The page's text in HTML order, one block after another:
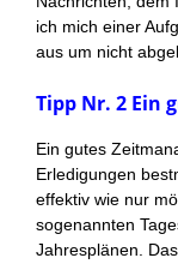
ich mich einer
aus um nicht
Tipp Nr. 2 Ein
Ein gutes
Erledigungen
effektiv wie nur
sogenannten
Jahresplänen.